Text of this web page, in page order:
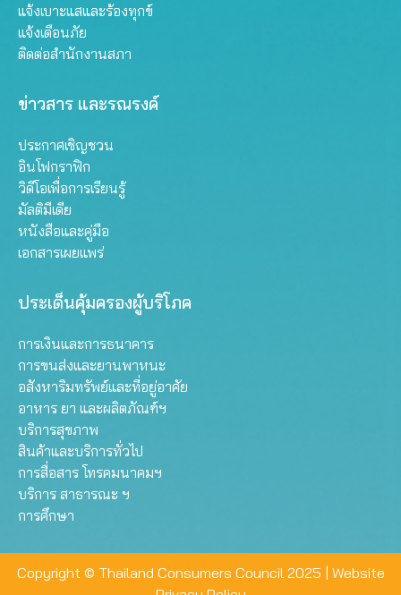
แจ้งเบาะแสและร้องทุกข์
แจ้งเตือนภัย
ติดต่อสำนักงานสภา
ข่าวสาร และรณรงค์
ประกาศเชิญชวน
อินโฟกราฟิก
วิดีโอเพื่อการเรียนรู้
มัลติมีเดีย
หนังสือและคู่มือ
เอกสารเผยแพร่
ประเด็นคุ้มครองผู้บริโภค
การเงินและการธนาคาร
การขนส่งและยานพาหนะ
อสังหาริมทรัพย์และที่อยู่อาศัย
อาหาร ยา และผลิตภัณฑ์ฯ
บริการสุขภาพ
สินค้าและบริการทั่วไป
การสื่อสาร โทรคมนาคมฯ
บริการ สาธารณะ ฯ
การศึกษา
Copyright © Thailand Consumers Council 2025 | Website